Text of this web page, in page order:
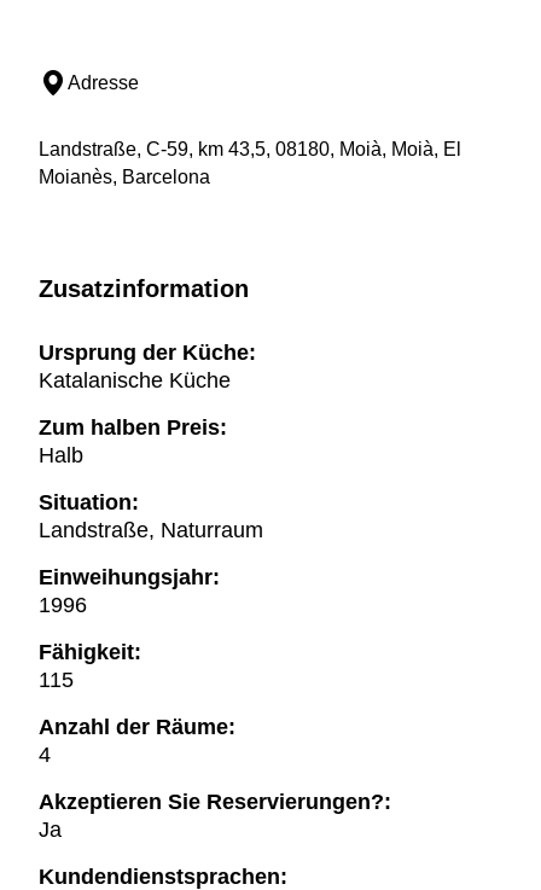
Adresse
Landstraße, C-59, km 43,5, 08180, Moià, Moià, El
Moianès, Barcelona
Zusatzinformation
Ursprung der Küche:
Katalanische Küche
Zum halben Preis:
Halb
Situation:
Landstraße, Naturraum
Einweihungsjahr:
1996
Fähigkeit:
115
Anzahl der Räume:
4
Akzeptieren Sie Reservierungen?:
Ja
Kundendienstsprachen: